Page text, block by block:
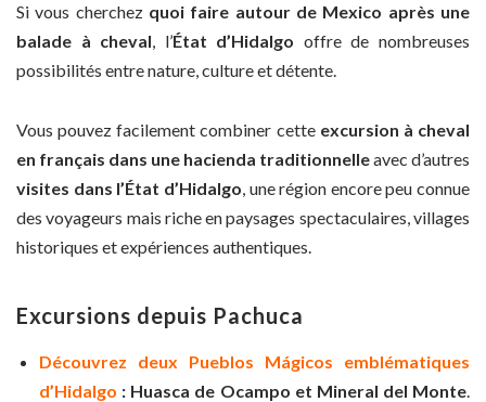
Si vous cherchez quoi faire autour de Mexico après une
balade à cheval, l’État d’Hidalgo offre de nombreuses
possibilités entre nature, culture et détente.
Vous pouvez facilement combiner cette excursion à cheval
en français dans une hacienda traditionnelleavec d’autres
visites dans l’État d’Hidalgo , une région encore peu connue
des voyageurs mais riche en paysages spectaculaires, villages
historiques et expériences authentiques.
Excursions depuis Pachuca
Découvrez deux Pueblos Mágicos emblématiques
d’Hidalgo : Huasca de Ocampo et Mineral del Monte